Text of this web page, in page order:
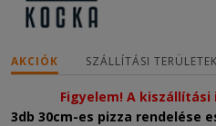
AKCIÓK SZÁLLÍTÁSI TERÜLETEK
Figyelem! A kiszállítási
3db 30cm-es pizza rendelése